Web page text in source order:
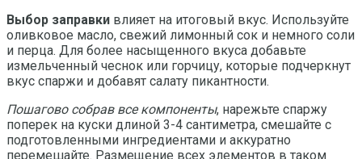
Выбор заправки влияет на итоговый вкус. Используйте
оливковое масло, свежий лимонный сок и немного соли
и перца. Для более насыщенного вкуса добавьте
измельченный чеснок или горчицу, которые подчеркнут
вкус спаржи и добавят салату пикантности.
Пошагово собрав все компоненты, нарежьте спаржу
поперек на куски длиной 3-4 сантиметра, смешайте с
подготовленными ингредиентами и аккуратно
перемешайте. Размещение всех элементов в таком